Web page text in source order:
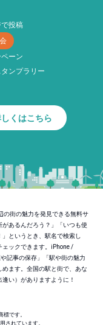
投稿
ーン
ンプラリー
くはこちら
の街の魅力を発見できる無料サ
あるんだろう？」「いつも使
というとき、駅名で検索し
ェックできます。iPhone /
記事の保存」「駅や街の魅力
ます。全国の駅と街で、あな
い）がありますように！
標です。
されています。